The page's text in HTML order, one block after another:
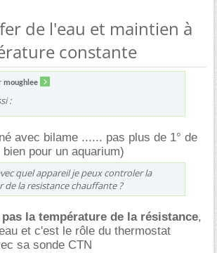
de l'eau et maintien à
constante
moughlee
:
avec bilame ...... pas plus de 1° de
pour un aquarium)
quel appareil je peux controler la
de la resistance chauffante ?
la température de la résistance,
et c'est le rôle du thermostat
sa sonde CTN